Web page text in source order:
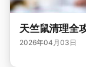
天竺鼠清理全
2026年04月03日